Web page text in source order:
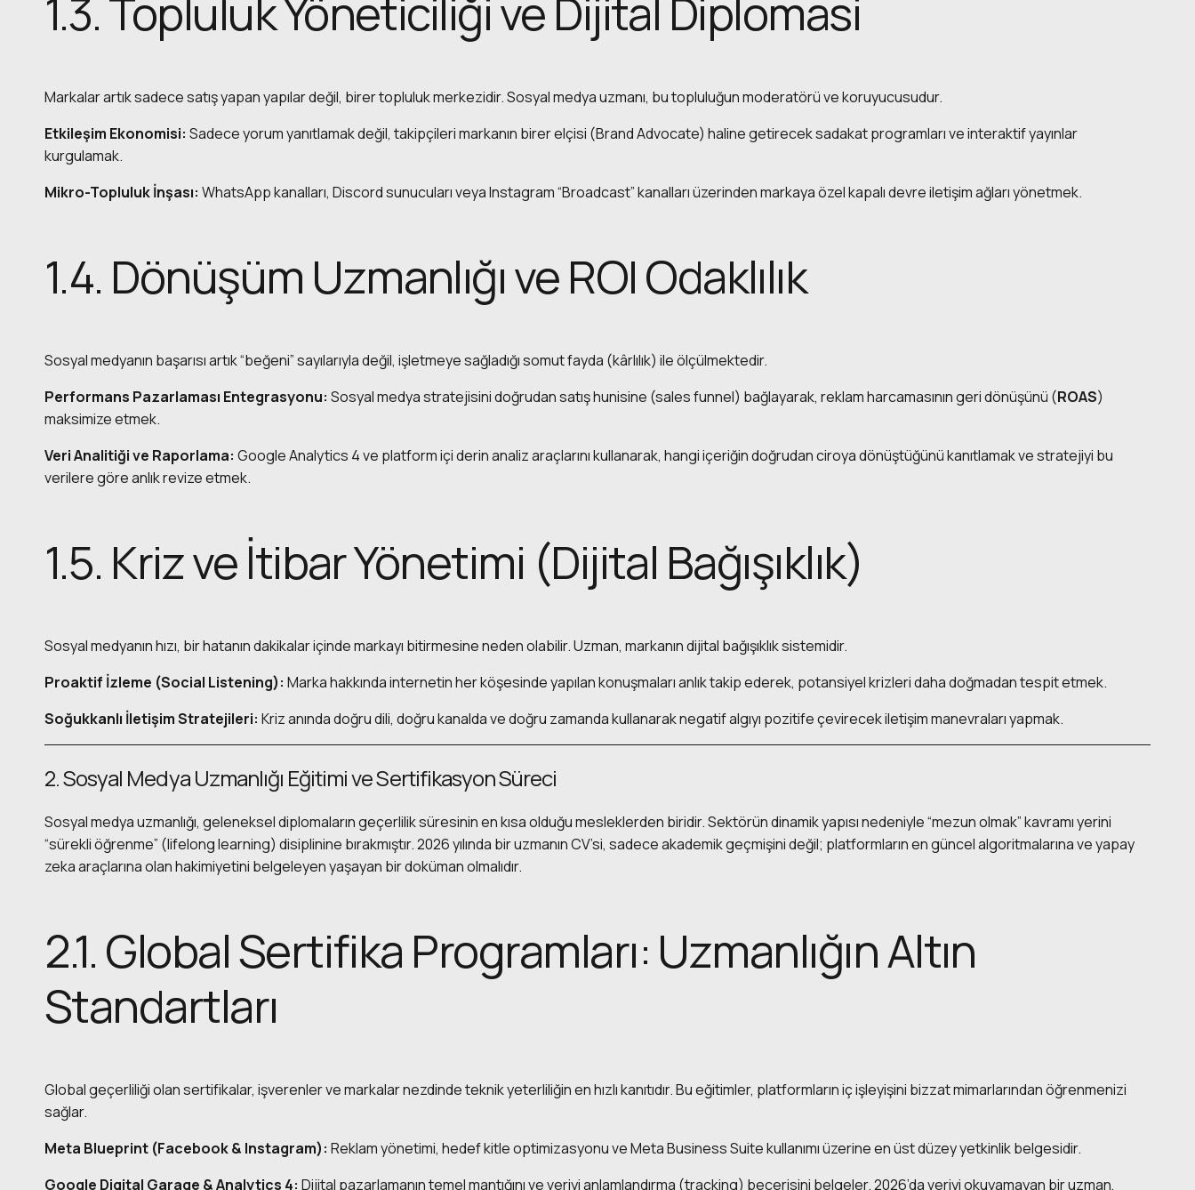
1.3. Topluluk Yöneticiliği ve Dijital Diplomasi
Markalar artık sadece satış yapan yapılar değil, birer topluluk merkezidir. Sosyal medya uzmanı, bu topluluğun moderatörü ve koruyucusudur.
Etkileşim Ekonomisi: Sadece yorum yanıtlamak değil, takipçileri markanın birer elçisi (Brand Advocate) haline getirecek sadakat programları ve interaktif yayınlar
kurgulamak.
Mikro-Topluluk İnşası: WhatsApp kanalları, Discord sunucuları veya Instagram “Broadcast” kanalları üzerinden markaya özel kapalı devre iletişim ağları yönetmek.
1.4. Dönüşüm Uzmanlığı ve ROI Odaklılık
Sosyal medyanın başarısı artık “beğeni” sayılarıyla değil, işletmeye sağladığı somut fayda (kârlılık) ile ölçülmektedir.
Performans Pazarlaması Entegrasyonu: Sosyal medya stratejisini doğrudan satış hunisine (sales funnel) bağlayarak, reklam harcamasının geri dönüşünü (ROAS)
maksimize etmek.
Veri Analitiği ve Raporlama: Google Analytics 4 ve platform içi derin analiz araçlarını kullanarak, hangi içeriğin doğrudan ciroya dönüştüğünü kanıtlamak ve stratejiyi bu
verilere göre anlık revize etmek.
1.5. Kriz ve İtibar Yönetimi (Dijital Bağışıklık)
Sosyal medyanın hızı, bir hatanın dakikalar içinde markayı bitirmesine neden olabilir. Uzman, markanın dijital bağışıklık sistemidir.
Proaktif İzleme (Social Listening): Marka hakkında internetin her köşesinde yapılan konuşmaları anlık takip ederek, potansiyel krizleri daha doğmadan tespit etmek.
Soğukkanlı İletişim Stratejileri: Kriz anında doğru dili, doğru kanalda ve doğru zamanda kullanarak negatif algıyı pozitife çevirecek iletişim manevraları yapmak.
2. Sosyal Medya Uzmanlığı Eğitimi ve Sertifikasyon Süreci
Sosyal medya uzmanlığı, geleneksel diplomaların geçerlilik süresinin en kısa olduğu mesleklerden biridir. Sektörün dinamik yapısı nedeniyle “mezun olmak” kavramı yerini
“sürekli öğrenme” (lifelong learning) disiplinine bırakmıştır. 2026 yılında bir uzmanın CV’si, sadece akademik geçmişini değil; platformların en güncel algoritmalarına ve yapay
zeka araçlarına olan hakimiyetini belgeleyen yaşayan bir doküman olmalıdır.
2.1. Global Sertifika Programları: Uzmanlığın Altın
Standartları
Global geçerliliği olan sertifikalar, işverenler ve markalar nezdinde teknik yeterliliğin en hızlı kanıtıdır. Bu eğitimler, platformların iç işleyişini bizzat mimarlarından öğrenmenizi
sağlar.
Meta Blueprint (Facebook & Instagram): Reklam yönetimi, hedef kitle optimizasyonu ve Meta Business Suite kullanımı üzerine en üst düzey yetkinlik belgesidir.
Google Digital Garage & Analytics 4: Dijital pazarlamanın temel mantığını ve veriyi anlamlandırma (tracking) becerisini belgeler. 2026’da veriyi okuyamayan bir uzman,